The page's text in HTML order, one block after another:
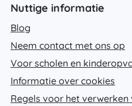
Nuttige informatie
Blog
Neem contact met ons op
Voor scholen en
Informatie over cookies
Regels voor het verwerken